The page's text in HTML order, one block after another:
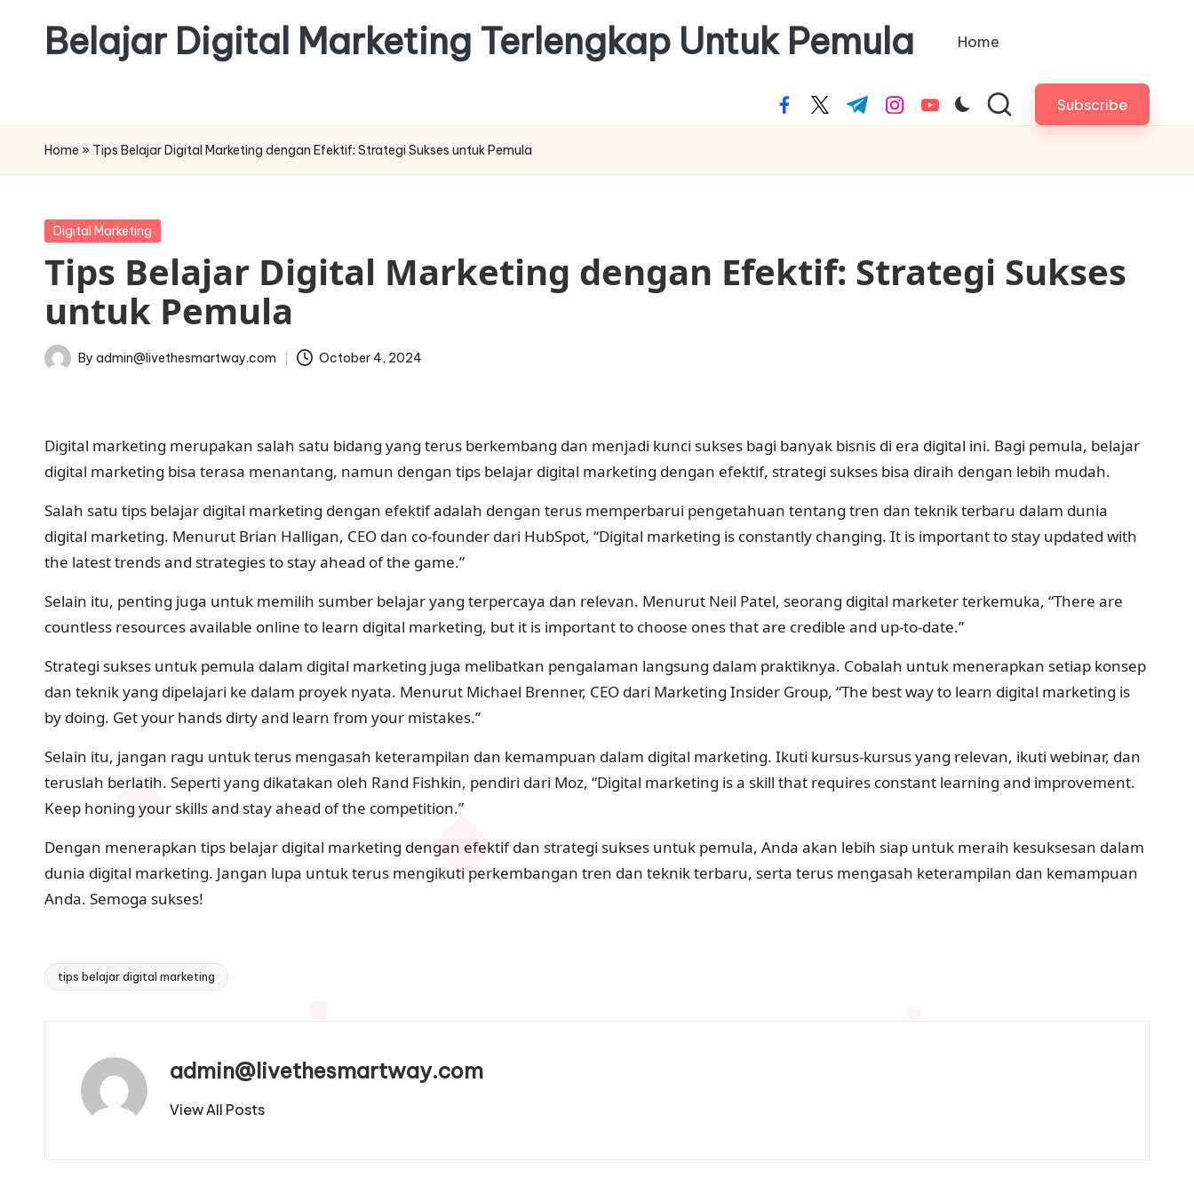
Belajar Digital Marketing Terlengkap Untuk Pemula Home
facebook.com
twitter.com
t.me instagram.com
youtube.com Subscribe
Home » Tips Belajar Digital Marketing dengan Efektif: Strategi Sukses untuk Pemula
Posted
Digital Marketing
Tips Belajar Digital Marketing dengan Efektif: Strategi Sukses
untuk Pemula
Posted
By admin@livethesmartway.com October 4, 2024
Digital marketing merupakan salah satu bidang yang terus berkembang dan menjadi kunci sukses bagi banyak bisnis di era digital ini. Bagi pemula, belajar
digital marketing bisa terasa menantang, namun dengan tips belajar digital marketing dengan efektif, strategi sukses bisa diraih dengan lebih mudah.
Salah satu tips belajar digital marketing dengan efektif adalah dengan terus memperbarui pengetahuan tentang tren dan teknik terbaru dalam dunia
digital marketing. Menurut Brian Halligan, CEO dan co-founder dari HubSpot, “Digital marketing is constantly changing. It is important to stay updated with
the latest trends and strategies to stay ahead of the game.”
Selain itu, penting juga untuk memilih sumber belajar yang terpercaya dan relevan. Menurut Neil Patel, seorang digital marketer terkemuka, “There are
countless resources available online to learn digital marketing, but it is important to choose ones that are credible and up-to-date.”
Strategi sukses untuk pemula dalam digital marketing juga melibatkan pengalaman langsung dalam praktiknya. Cobalah untuk menerapkan setiap konsep
dan teknik yang dipelajari ke dalam proyek nyata. Menurut Michael Brenner, CEO dari Marketing Insider Group, “The best way to learn digital marketing is
by doing. Get your hands dirty and learn from your mistakes.”
Selain itu, jangan ragu untuk terus mengasah keterampilan dan kemampuan dalam digital marketing. Ikuti kursus-kursus yang relevan, ikuti webinar, dan
teruslah berlatih. Seperti yang dikatakan oleh Rand Fishkin, pendiri dari Moz, “Digital marketing is a skill that requires constant learning and improvement.
Keep honing your skills and stay ahead of the competition.”
Dengan menerapkan tips belajar digital marketing dengan efektif dan strategi sukses untuk pemula, Anda akan lebih siap untuk meraih kesuksesan dalam
dunia digital marketing. Jangan lupa untuk terus mengikuti perkembangan tren dan teknik terbaru, serta terus mengasah keterampilan dan kemampuan
Anda. Semoga sukses!
Tags:
tips belajar digital marketing
admin@livethesmartway.com
View All Posts